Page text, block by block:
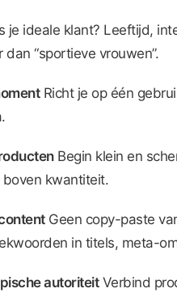
je ideale klant? Leeftijd,
“sportieve vrouwen”.
Richt je op één
Begin klein en
kwantiteit.
Geen copy-paste
in titels, meta-
autoriteitVerbind